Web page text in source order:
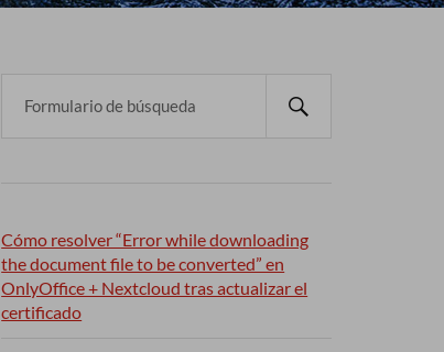
Cómo resolver “Error while downloading
the document file to be converted” en
OnlyOffice + Nextcloud tras actualizar el
certificado